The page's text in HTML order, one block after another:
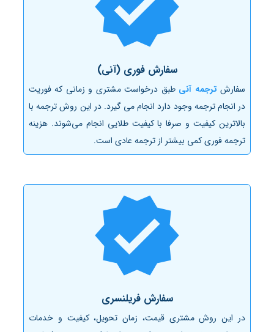
سفارش فوری (آنی)
سفارش ترجمه آنی طبق درخواست مشتری و زمانی که فوریت
در انجام ترجمه وجود دارد انجام می گیرد. در این روش ترجمه‌ با
بالاترین کیفیت و صرفا با کیفیت طلایی انجام می‌شوند. هزینه
ترجمه فوری کمی بیشتر از ترجمه عادی است.
سفارش فریلنسری
در این روش مشتری قیمت، زمان تحویل، کیفیت و خدمات